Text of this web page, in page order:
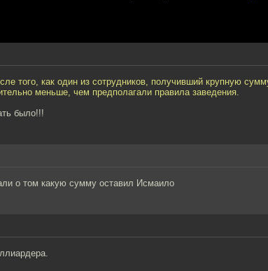
того, как один из сотрудников, получивший крупную
меньше, чем предполагали правила заведения.
было!!!
о том какую сумму оставил Исмаило